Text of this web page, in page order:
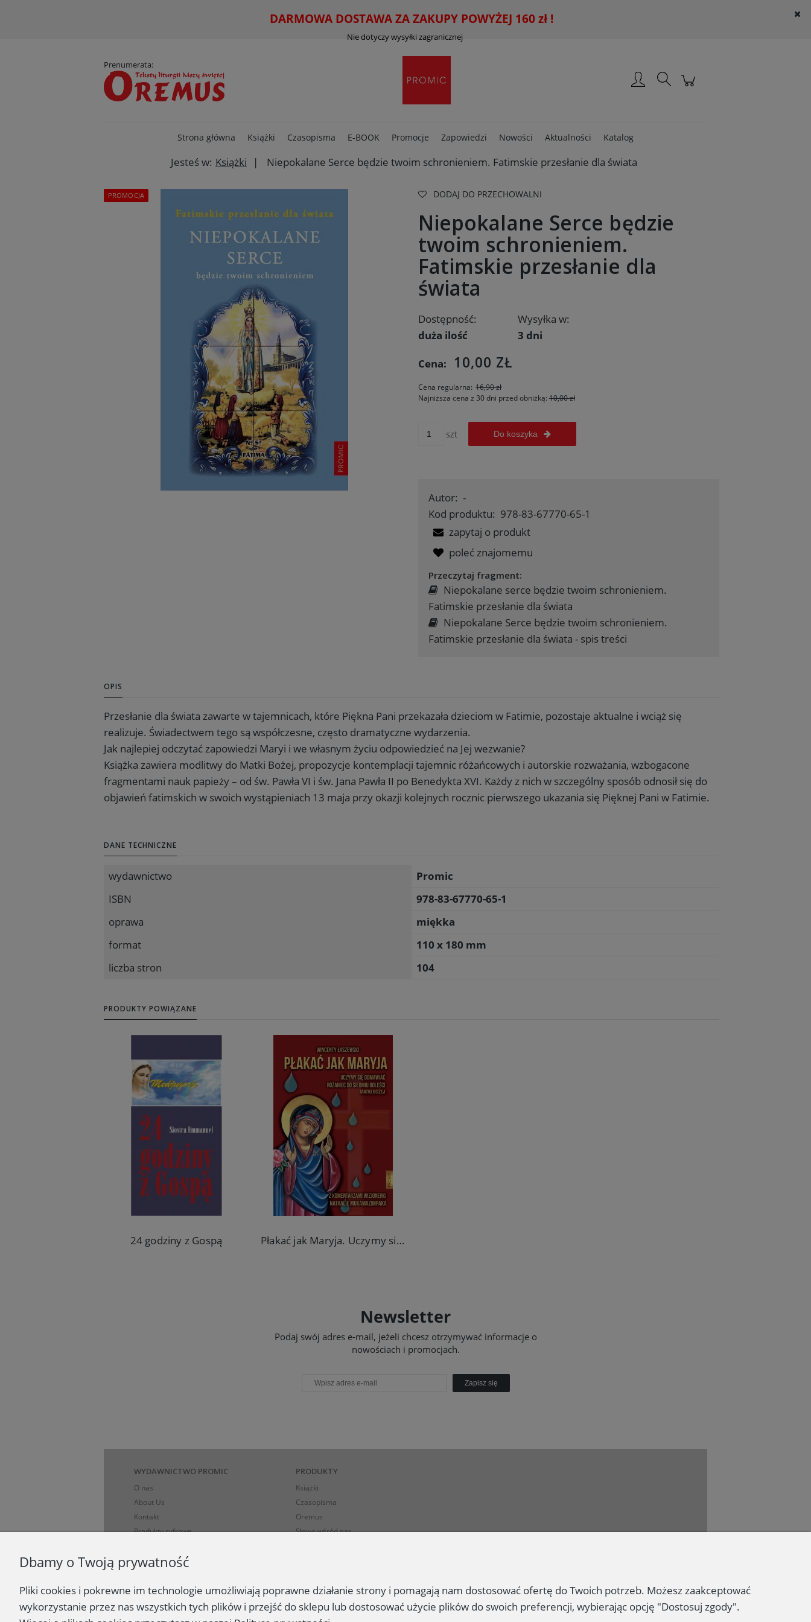
DARMOWA DOSTAWA ZA ZAKUPY POWYŻEJ 160 zł !
Nie dotyczy wysyłki zagranicznej
Prenumerata:
Strona główna Książki Czasopisma E-BOOK Promocje Zapowiedzi Nowości Aktualności Katalog
Jesteś w: Książki Niepokalane Serce będzie twoim schronieniem. Fatimskie przesłanie dla świata
PROMOCJA DODAJ DO PRZECHOWALNI
Niepokalane Serce będzie
twoim schronieniem.
Fatimskie przesłanie dla
świata
Dostępność:
duża ilość
Wysyłka w:
3 dni
Cena: 10,00 ZŁ
Cena regularna: 16,90 zł
Najniższa cena z 30 dni przed obniżką: 10,00 zł
szt Do koszyka
Autor: -
Kod produktu: 978-83-67770-65-1
zapytaj o produkt
poleć znajomemu
Przeczytaj fragment:
Niepokalane serce będzie twoim schronieniem.
Fatimskie przesłanie dla świata
Niepokalane Serce będzie twoim schronieniem.
Fatimskie przesłanie dla świata - spis treści
OPIS
Przesłanie dla świata zawarte w tajemnicach, które Piękna Pani przekazała dzieciom w Fatimie, pozostaje aktualne i wciąż się
realizuje. Świadectwem tego są współczesne, często dramatyczne wydarzenia.
Jak najlepiej odczytać zapowiedzi Maryi i we własnym życiu odpowiedzieć na Jej wezwanie?
Książka zawiera modlitwy do Matki Bożej, propozycje kontemplacji tajemnic różańcowych i autorskie rozważania, wzbogacone
fragmentami nauk papieży – od św. Pawła VI i św. Jana Pawła II po Benedykta XVI. Każdy z nich w szczególny sposób odnosił się do
objawień fatimskich w swoich wystąpieniach 13 maja przy okazji kolejnych rocznic pierwszego ukazania się Pięknej Pani w Fatimie.
DANE TECHNICZNE
wydawnictwo
Promic
ISBN
978-83-67770-65-1
oprawa
miękka
format
110 x 180 mm
liczba stron
104
PRODUKTY POWIĄZANE
24 godziny z Gospą
Płakać jak Maryja. Uczymy się odmawiać Różaniec do Siedmiu Boleści Matki Bożej.
Newsletter
Podaj swój adres e-mail, jeżeli chcesz otrzymywać informacje o
nowościach i promocjach.
Zapisz się
WYDAWNICTWO PROMIC
O nas
About Us
Kontakt
Produkty cyfrowe
Koszty, sposoby i ograniczenia dostawy
Regulamin
Zasady zakupów
Ciekawe strony
PRODUKTY
Książki
Czasopisma
Oremus
Słowo wśród nas
Dbamy o Twoją prywatność
Pliki cookies i pokrewne im technologie umożliwiają poprawne działanie strony i pomagają nam dostosować ofertę do Twoich potrzeb. Możesz zaakceptować
wykorzystanie przez nas wszystkich tych plików i przejść do sklepu lub dostosować użycie plików do swoich preferencji, wybierając opcję "Dostosuj zgody".